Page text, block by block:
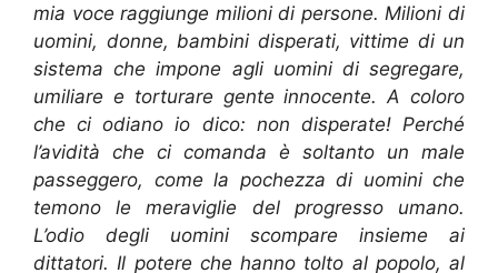
mia voce raggiunge milioni di persone. Milioni di
uomini, donne, bambini disperati, vittime di un
sistema che impone agli uomini di segregare,
umiliare e torturare gente innocente. A coloro
che ci odiano io dico: non disperate! Perché
l’avidità che ci comanda è soltanto un male
passeggero, come la pochezza di uomini che
temono le meraviglie del progresso umano.
L’odio degli uomini scompare insieme ai
dittatori. Il potere che hanno tolto al popolo, al